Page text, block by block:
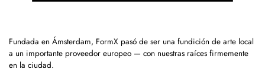
Fundada en Ámsterdam, FormX pasó de ser una fundición de arte local
a un importante proveedor europeo — con nuestras raíces firmemente
en la ciudad.